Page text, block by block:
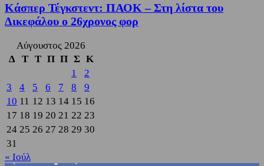
Κάσπερ Τέγκστεντ: ΠΑΟΚ – Στη λίστα του
Δικεφάλου ο 26χρονος φορ
Αύγουστος 2026
Δ
Τ Τ Π Π Σ Κ
1
2
3
4 5 6 7 8
9
10 11 12 13 14 15 16
17 18 19 20 21 22 23
24 25 26 27 28 29 30
31
« Ιούλ
3,822